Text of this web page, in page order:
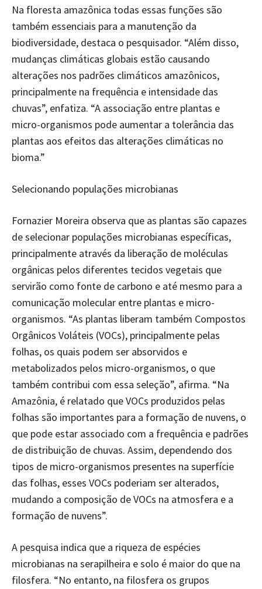
Na floresta amazônica todas essas funções são
também essenciais para a manutenção da
biodiversidade, destaca o pesquisador. “Além disso,
mudanças climáticas globais estão causando
alterações nos padrões climáticos amazônicos,
principalmente na frequência e intensidade das
chuvas”, enfatiza. “A associação entre plantas e
micro-organismos pode aumentar a tolerância das
plantas aos efeitos das alterações climáticas no
bioma.”
Selecionando populações microbianas
Fornazier Moreira observa que as plantas são capazes
de selecionar populações microbianas específicas,
principalmente através da liberação de moléculas
orgânicas pelos diferentes tecidos vegetais que
servirão como fonte de carbono e até mesmo para a
comunicação molecular entre plantas e micro-
organismos. “As plantas liberam também Compostos
Orgânicos Voláteis (VOCs), principalmente pelas
folhas, os quais podem ser absorvidos e
metabolizados pelos micro-organismos, o que
também contribui com essa seleção”, afirma. “Na
Amazônia, é relatado que VOCs produzidos pelas
folhas são importantes para a formação de nuvens, o
que pode estar associado com a frequência e padrões
de distribuição de chuvas. Assim, dependendo dos
tipos de micro-organismos presentes na superfície
das folhas, esses VOCs poderiam ser alterados,
mudando a composição de VOCs na atmosfera e a
formação de nuvens”.
A pesquisa indica que a riqueza de espécies
microbianas na serapilheira e solo é maior do que na
filosfera. “No entanto, na filosfera os grupos